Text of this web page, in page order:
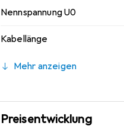
Nennspannung U0
Kabellänge
Mehr anzeigen
Preisentwicklung